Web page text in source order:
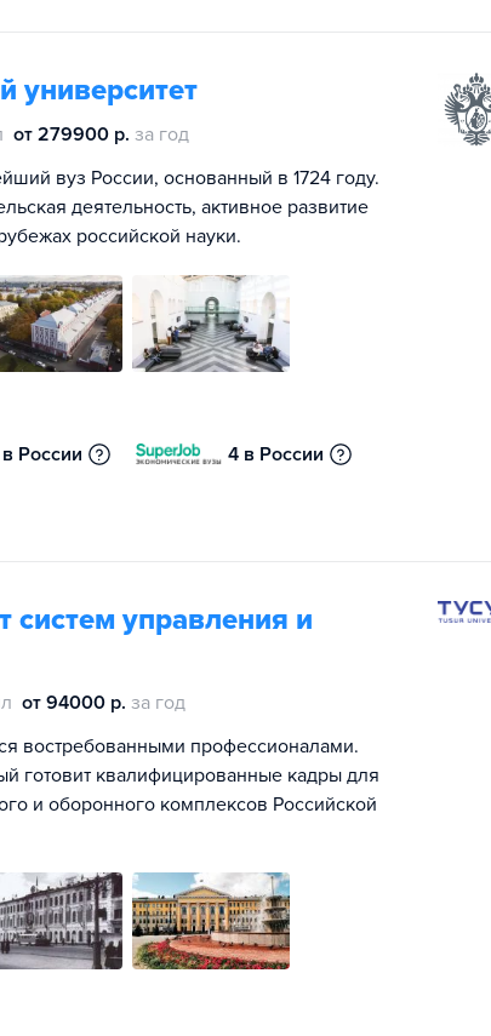
университет
от 279900 р. за год
вуз России, основанный в 1724 году.
деятельность, активное развитие
российской науки.
России 4 в России
систем управления и
от 94000 р. за год
востребованными профессионалами.
готовит квалифицированные кадры для
и оборонного комплексов Российской